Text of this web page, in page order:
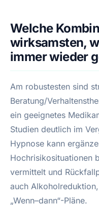
Welche
wirksamsten,
immer wieder
Am robustesten sind
Beratung/
ein geeignetes
Studien deutlich im
Hypnose kann
Hochrisikosituationen
vermittelt und
auch
„Wenn–dann“-Pläne.